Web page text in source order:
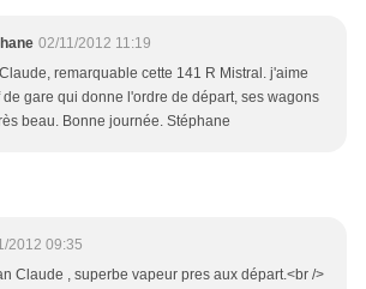
02/11/2012 11:19
remarquable cette 141 R Mistral. j'aime
de gare qui donne l'ordre de départ, ses wagons
beau. Bonne journée. Stéphane
2012 09:35
Claude , superbe vapeur pres aux départ.<br />